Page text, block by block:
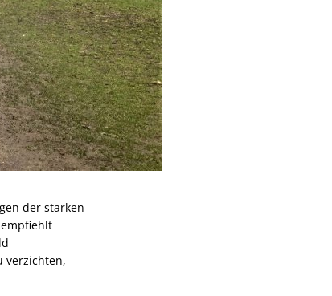
der starken
verzichten,